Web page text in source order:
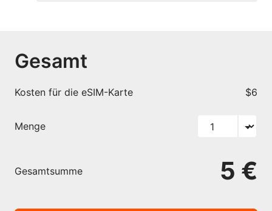
Gesamt
Kosten für die eSIM-Karte $6
Menge
Gesamtsumme 5 €